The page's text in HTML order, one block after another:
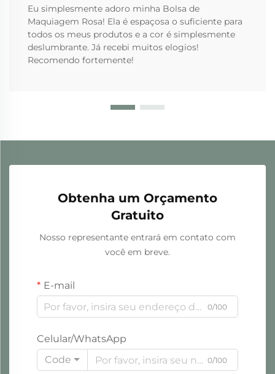
Eu simplesmente adoro minha Bolsa de
Maquiagem Rosa! Ela é espaçosa o suficiente para
todos os meus produtos e a cor é simplesmente
deslumbrante. Já recebi muitos elogios!
Recomendo fortemente!
Obtenha um Orçamento
Gratuito
Nosso representante entrará em contato com
você em breve.
E-mail
0/100
Celular/WhatsApp
Code
0/100